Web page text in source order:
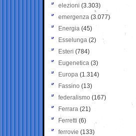
elezioni (3.303)
emergenza (3.077)
Energia (45)
Esselunga (2)
Esteri (784)
Eugenetica (3)
Europa (1.314)
Fassino (13)
federalismo (167)
Ferrara (21)
Ferretti (6)
ferrovie (133)